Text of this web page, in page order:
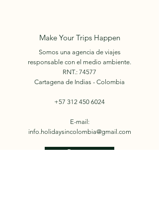
Make Your Trips Happen
Somos una agencia de viajes
responsable con el medio ambiente.
RNT.: 74577
Cartagena de Indias - Colombia
+57 312 450 6024
E-mail:
info.holidaysincolombia@gmail.com
Reserva